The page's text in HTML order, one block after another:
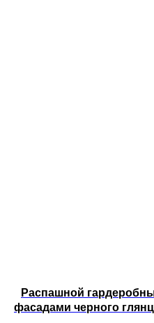
Распашной
фасадами черного